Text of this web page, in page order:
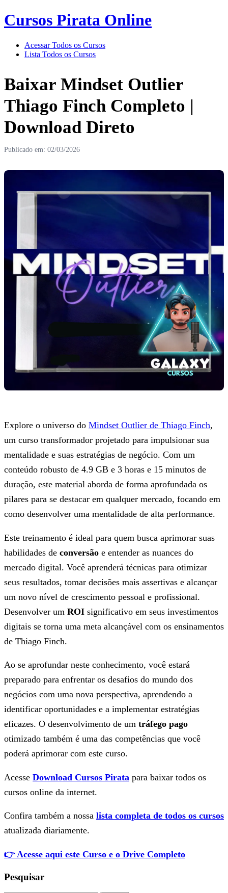
Cursos Pirata Online
Acessar Todos os Cursos
Lista Todos os Cursos
Baixar Mindset Outlier
Thiago Finch Completo |
Download Direto
Publicado em: 02/03/2026
Explore o universo do Mindset Outlier de Thiago Finch,
um curso transformador projetado para impulsionar sua
mentalidade e suas estratégias de negócio. Com um
conteúdo robusto de 4.9 GB e 3 horas e 15 minutos de
duração, este material aborda de forma aprofundada os
pilares para se destacar em qualquer mercado, focando em
como desenvolver uma mentalidade de alta performance.
Este treinamento é ideal para quem busca aprimorar suas
habilidades de conversão e entender as nuances do
mercado digital. Você aprenderá técnicas para otimizar
seus resultados, tomar decisões mais assertivas e alcançar
um novo nível de crescimento pessoal e profissional.
Desenvolver um ROI significativo em seus investimentos
digitais se torna uma meta alcançável com os ensinamentos
de Thiago Finch.
Ao se aprofundar neste conhecimento, você estará
preparado para enfrentar os desafios do mundo dos
negócios com uma nova perspectiva, aprendendo a
identificar oportunidades e a implementar estratégias
eficazes. O desenvolvimento de um tráfego pago
otimizado também é uma das competências que você
poderá aprimorar com este curso.
Acesse Download Cursos Pirata para baixar todos os
cursos online da internet.
Confira também a nossa lista completa de todos os cursos
atualizada diariamente.
👉 Acesse aqui este Curso e o Drive Completo
Pesquisar